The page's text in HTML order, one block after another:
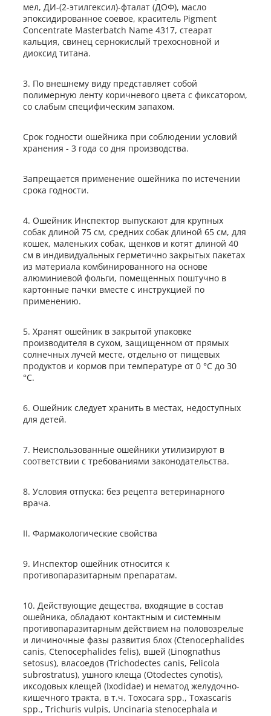
мел, ДИ-(2-этилгексил)-фталат (ДОФ), масло
эпоксидированное соевое, краситель Pigment
Concentrate Masterbatch Name 4317, стеарат
кальция, свинец сернокислый трехосновной и
диоксид титана.
3. По внешнему виду представляет собой
полимерную ленту коричневого цвета с фиксатором,
со слабым специфическим запахом.
Срок годности ошейника при соблюдении условий
хранения - 3 года со дня производства.
Запрещается применение ошейника по истечении
срока годности.
4. Ошейник Инспектор выпускают для крупных
собак длиной 75 см, средних собак длиной 65 см, для
кошек, маленьких собак, щенков и котят длиной 40
см в индивидуальных герметично закрытых пакетах
из материала комбинированного на основе
алюминиевой фольги, помещенных поштучно в
картонные пачки вместе с инструкцией по
применению.
5. Хранят ошейник в закрытой упаковке
производителя в сухом, защищенном от прямых
солнечных лучей месте, отдельно от пищевых
продуктов и кормов при температуре от 0 °С до 30
°С.
6. Ошейник следует хранить в местах, недоступных
для детей.
7. Неиспользованные ошейники утилизируют в
соответствии с требованиями законодательства.
8. Условия отпуска: без рецепта ветеринарного
врача.
II. Фармакологические свойства
9. Инспектор ошейник относится к
противопаразитарным препаратам.
10. Действующие дещества, входящие в состав
ошейника, обладают контактным и системным
противопаразитарным действием на половозрелые
и личиночные фазы развития блох (Ctenocephalides
canis, Ctenocephalides felis), вшей (Linognathus
setosus), власоедов (Trichodectes canis, Felicola
subrostratus), ушного клеща (Otodectes cynotis),
иксодовых клещей (Ixodidae) и нематод желудочно-
кишечного тракта, в т.ч. Toxocara spp., Toxascaris
spp., Trichuris vulpis, Uncinaria stenocephala и